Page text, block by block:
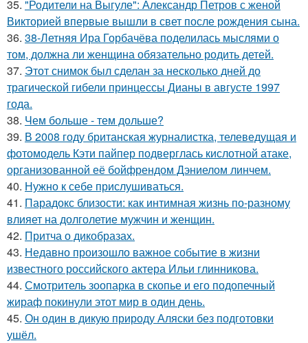
35. "Родители на Выгуле": Александр Петров с женой
Викторией впервые вышли в свет после рождения сына.
36. 38-Летняя Ира Горбачёва поделилась мыслями о
том, должна ли женщина обязательно родить детей.
37. Этот снимок был сделан за несколько дней до
трагической гибели принцессы Дианы в августе 1997
года.
38. Чем больше - тем дольше?
39. В 2008 году британская журналистка, телеведущая и
фотомодель Кэти пайпер подверглась кислотной атаке,
организованной её бойфрендом Дэниелом линчем.
40. Нужно к себе прислушиваться.
41. Парадокс близости: как интимная жизнь по-разному
влияет на долголетие мужчин и женщин.
42. Притча о дикобразах.
43. Недавно произошло важное событие в жизни
известного российского актера Ильи глинникова.
44. Смотритель зоопарка в скопье и его подопечный
жираф покинули этот мир в один день.
45. Он один в дикую природу Аляски без подготовки
ушёл.